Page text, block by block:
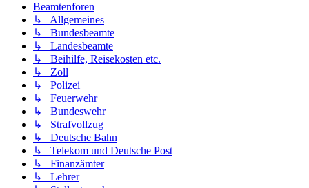
Beamtenforen
↳ Allgemeines
↳ Bundesbeamte
↳ Landesbeamte
↳ Beihilfe, Reisekosten etc.
↳ Zoll
↳ Polizei
↳ Feuerwehr
↳ Bundeswehr
↳ Strafvollzug
↳ Deutsche Bahn
↳ Telekom und Deutsche Post
↳ Finanzämter
↳ Lehrer